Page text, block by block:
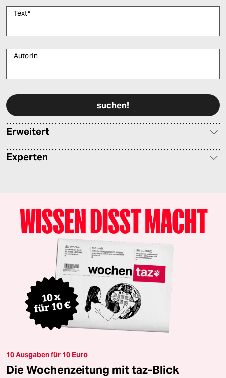
Text*
AutorIn
Erweitert
Experten
10 Ausgaben für 10 Euro
Die Wochenzeitung mit taz-Blick